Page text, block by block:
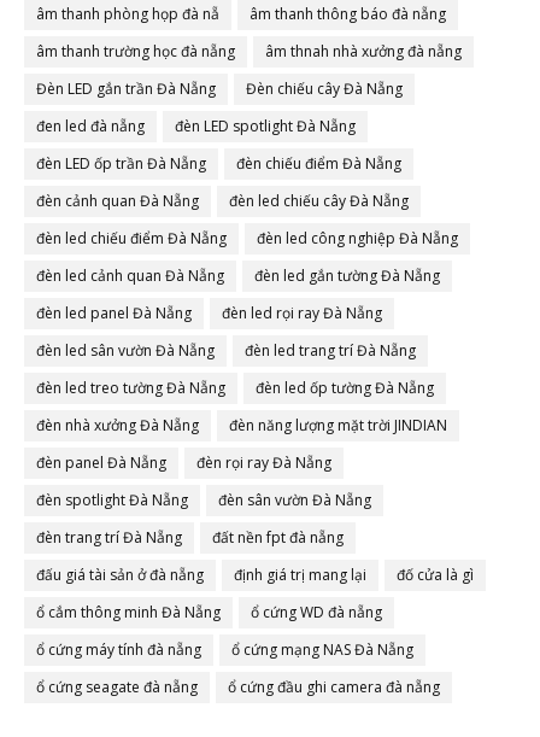
âm thanh phòng họp đà nẵ
âm thanh thông báo đà nẵng
âm thanh trường học đà nẵng
âm thnah nhà xưởng đà nẵng
Đèn LED gắn trần Đà Nẵng
Đèn chiếu cây Đà Nẵng
đen led đà nẵng
đèn LED spotlight Đà Nẵng
đèn LED ốp trần Đà Nẵng
đèn chiếu điểm Đà Nẵng
đèn cảnh quan Đà Nẵng
đèn led chiếu cây Đà Nẵng
đèn led chiếu điểm Đà Nẵng
đèn led công nghiệp Đà Nẵng
đèn led cảnh quan Đà Nẵng
đèn led gắn tường Đà Nẵng
đèn led panel Đà Nẵng
đèn led rọi ray Đà Nẵng
đèn led sân vườn Đà Nẵng
đèn led trang trí Đà Nẵng
đèn led treo tường Đà Nẵng
đèn led ốp tường Đà Nẵng
đèn nhà xưởng Đà Nẵng
đèn năng lượng mặt trời JINDIAN
đèn panel Đà Nẵng
đèn rọi ray Đà Nẵng
đèn spotlight Đà Nẵng
đèn sân vườn Đà Nẵng
đèn trang trí Đà Nẵng
đất nền fpt đà nẵng
đấu giá tài sản ở đà nẵng
định giá trị mang lại
đố cửa là gì
ổ cắm thông minh Đà Nẵng
ổ cứng WD đà nẵng
ổ cứng máy tính đà nẵng
ổ cứng mạng NAS Đà Nẵng
ổ cứng seagate đà nẵng
ổ cứng đầu ghi camera đà nẵng